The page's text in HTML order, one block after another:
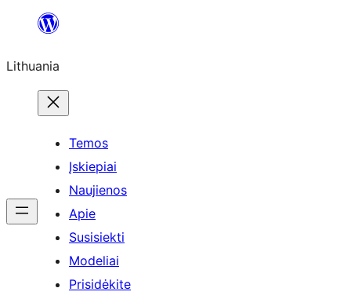
turinio
Lithuania
Temos
Įskiepiai
Naujienos
Apie
Susisiekti
Modeliai
Prisidėkite